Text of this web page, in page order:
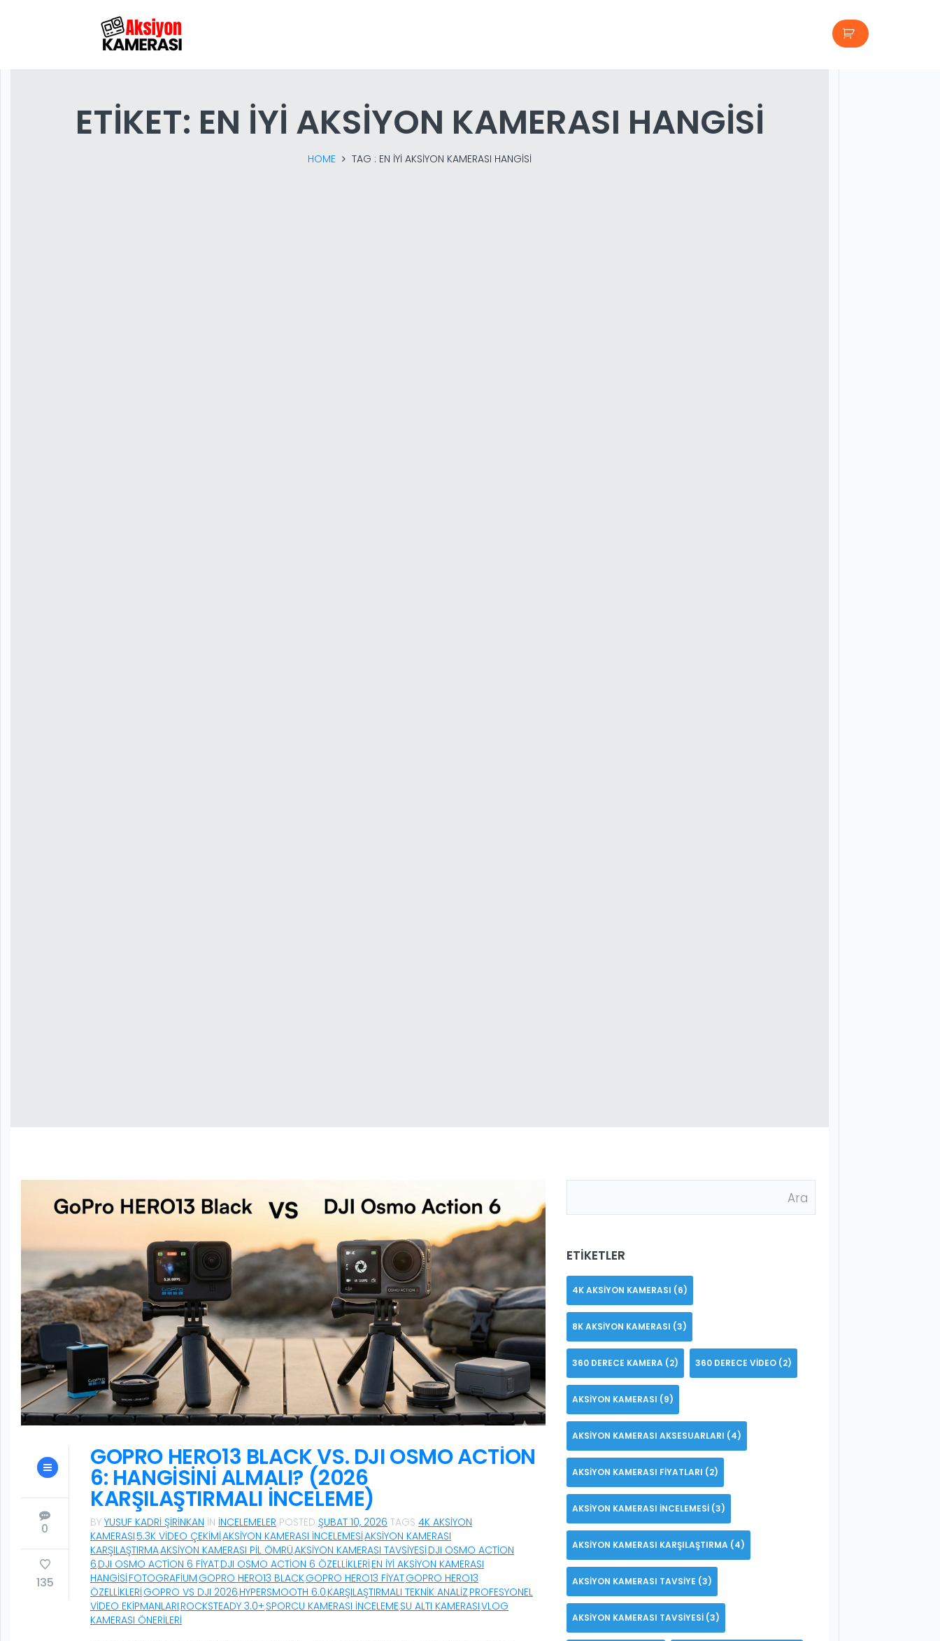
ETIKET: EN IYI AKSIYON KAMERASI HANGISI
HOME TAG : EN IYI AKSIYON KAMERASI HANGISI
0
135
GOPRO HERO13 BLACK VS. DJI OSMO ACTION
6: HANGISINI ALMALI? (2026
KARŞILAŞTIRMALI İNCELEME)
BY YUSUF KADRI ŞIRINKAN IN İNCELEMELER POSTED ŞUBAT 10, 2026 TAGS 4K AKSIYON
KAMERASI,5.3K VIDEO ÇEKIMI,AKSIYON KAMERASI INCELEMESI,AKSIYON KAMERASI
KARŞILAŞTIRMA,AKSIYON KAMERASI PIL ÖMRÜ,AKSIYON KAMERASI TAVSIYESI,DJI OSMO ACTION
6,DJI OSMO ACTION 6 FIYAT,DJI OSMO ACTION 6 ÖZELLIKLERI,EN IYI AKSIYON KAMERASI
HANGISI,FOTOGRAFIUM,GOPRO HERO13 BLACK,GOPRO HERO13 FIYAT,GOPRO HERO13
ÖZELLIKLERI,GOPRO VS DJI 2026,HYPERSMOOTH 6.0,KARŞILAŞTIRMALI TEKNIK ANALIZ,PROFESYONEL
VIDEO EKIPMANLARI,ROCKSTEADY 3.0+,SPORCU KAMERASI INCELEME,SU ALTI KAMERASI,VLOG
KAMERASI ÖNERILERI
ETIKETLER
4K AKSIYON KAMERASI (6)
8K AKSIYON KAMERASI (3)
360 DERECE KAMERA (2) 360 DERECE VIDEO (2)
AKSIYON KAMERASI (9)
AKSIYON KAMERASI AKSESUARLARI (4)
AKSIYON KAMERASI FIYATLARI (2)
AKSIYON KAMERASI INCELEMESI (3)
AKSIYON KAMERASI KARŞILAŞTIRMA (4)
AKSIYON KAMERASI TAVSIYE (3)
AKSIYON KAMERASI TAVSIYESI (3)